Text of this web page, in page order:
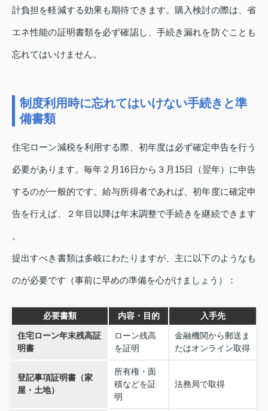
計負担を軽減する効果も期待できます。購入検討の際は、省
エネ性能の証明書類を必ず確認し、手続き漏れを防ぐことも
忘れてはいけません。
制度利用時に忘れてはいけない手続きと準
備書類
住宅ローン減税を利用する際、初年度は必ず確定申告を行う
必要があります。毎年２月16日から３月15日（翌年）に申告
するのが一般的です。給与所得者であれば、初年度に確定申
告を行えば、２年目以降は年末調整で手続きを継続できます
。
提出すべき書類は多岐にわたりますが、主に以下のようなも
のが必要です（事前に早めの準備を心がけましょう）：
必要書類 内容・目的 入手先
住宅ローン年末残高証
明書
ローン残高
を証明
金融機関から郵送ま
たはオンライン取得
登記事項証明書（家
屋・土地）
所有権・面
積などを証
明
法務局で取得